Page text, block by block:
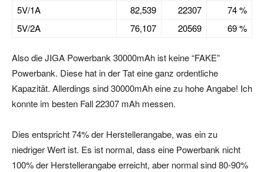
5V/1A
82,539 22307
74 %
5V/2A
76,107 20569 69 %
Also die JIGA Powerbank 30000mAh ist keine “FAKE”
Powerbank. Diese hat in der Tat eine ganz ordentliche
Kapazität. Allerdings sind 30000mAh eine zu hohe Angabe! Ich
konnte im besten Fall 22307 mAh messen.
Dies entspricht 74% der Herstellerangabe, was ein zu
niedriger Wert ist. Es ist normal, dass eine Powerbank nicht
100% der Herstellerangabe erreicht, aber normal sind 80-90%